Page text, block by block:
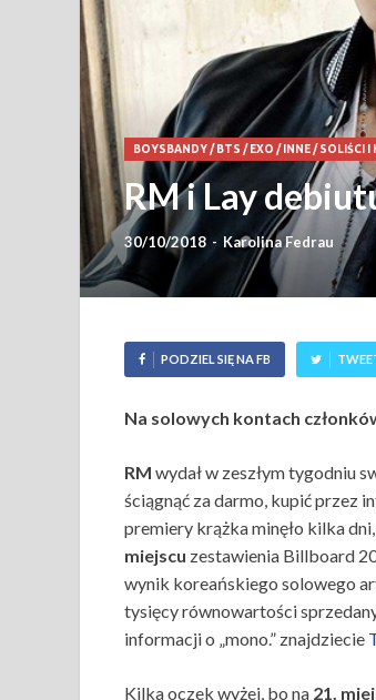
BOYSBANDY/ BTS / EXO / INNE/ SOLIŚCI I
RM i Lay
30/10/2018 - Karolina Fedrau
PODZIEL SIĘ NA FB
Na solowych kontach
RM wydał w zeszłym tygodniu
ściągnąć za darmo, kupić przez
premiery krążka minęło kilka
miejscu zestawienia Billboard
wynik koreańskiego solowego
tysięcy równowartości
informacji o „mono.” znajdziecie
Kilka oczek wyżej, bo na 21.